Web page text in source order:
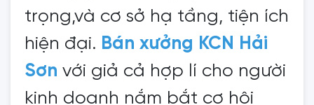
trọng,và cơ sở hạ tầng, tiện ích
hiện đại. Bán xưởng KCN Hải
Sơn với giả cả hợp lí cho người
kinh doanh nắm bắt cơ hội